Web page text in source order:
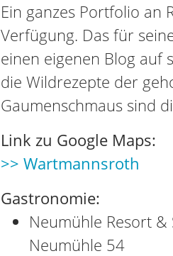
Ein ganzes Portfolio an
Verfügung. Das für
einen eigenen Blog auf
die Wildrezepte der
Gaumenschmaus sind
Link zu Google Maps:
>> Wartmannsroth
Gastronomie:
Neumühle Resort &
Neumühle 54